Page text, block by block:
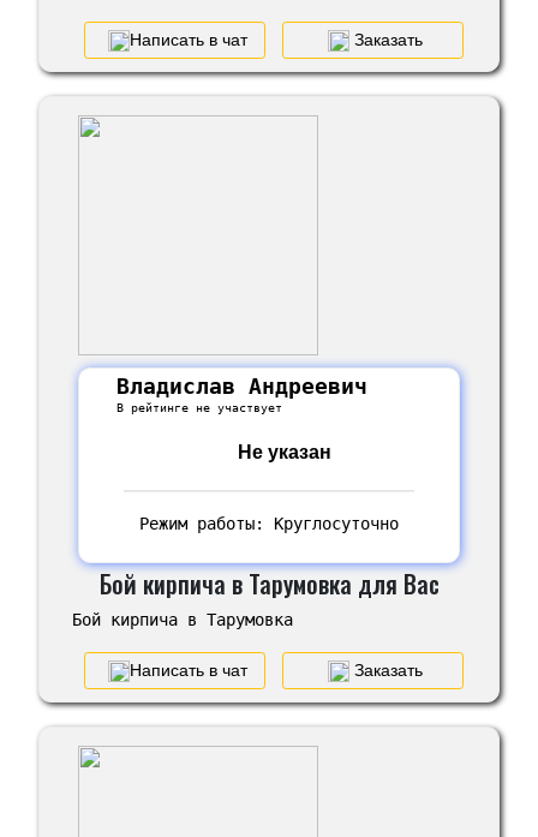
Написать в чат Заказать
Владислав Андреевич
В рейтинге не участвует
Не указан
Режим работы: Круглосуточно
Бой кирпича в Тарумовка для Вас
Бой кирпича в Тарумовка
Написать в чат Заказать